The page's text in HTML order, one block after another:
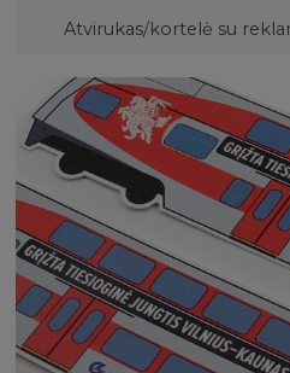
Atvirukas/kortelė su